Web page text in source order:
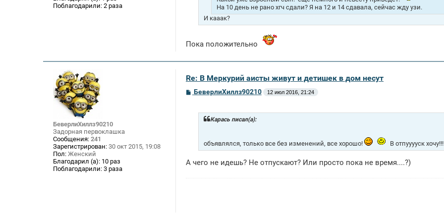
Поблагодарили: 2 раза
На 10 день не рано хгч сдали? Я на 12 и 14 сдавала, сейчас жду узи.
И кааак?
Пока положительно
БеверлиХиллз90210
Задорная первоклашка
Сообщения: 241
Зарегистрирован: 30 окт 2015, 19:08
Пол: Женский
Благодарил (а): 10 раз
Поблагодарили: 3 раза
Re: В Меркурий аисты живут и детишек в дом несут
СБеверлиХиллз90210 12 июл 2016, 21:24
Карась писал(а):
объявлялся, только все без изменений, все хорошо! В отпууууск
А чего не идешь? Не отпускают? Или просто пока не время....?)